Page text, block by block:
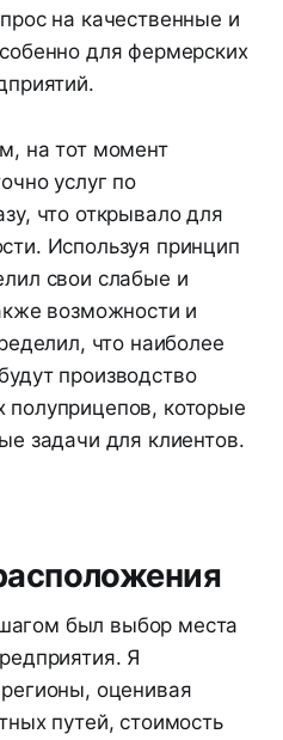
на качественные и
для фермерских
на тот момент
услуг по
что открывало для
Используя принцип
свои слабые и
возможности и
что наиболее
производство
полуприцепов, которые
задачи для клиентов.
был выбор места
Я
оценивая
путей, стоимость